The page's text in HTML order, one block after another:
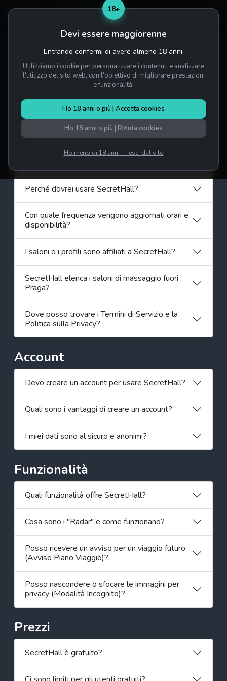
Domande frequenti
Generale
Che cos'è SecretHall?
Perché dovrei usare SecretHall?
Con quale frequenza vengono aggiornati orari e
disponibilità?
I saloni o i profili sono affiliati a SecretHall?
SecretHall elenca i saloni di massaggio fuori
Praga?
Dove posso trovare i Termini di Servizio e la
Politica sulla Privacy?
Account
Devo creare un account per usare SecretHall?
Quali sono i vantaggi di creare un account?
I miei dati sono al sicuro e anonimi?
Funzionalità
Quali funzionalità offre SecretHall?
Cosa sono i "Radar" e come funzionano?
Posso ricevere un avviso per un viaggio futuro
(Avviso Piano Viaggio)?
Posso nascondere o sfocare le immagini per
privacy (Modalità Incognito)?
Prezzi
SecretHall è gratuito?
18+
Devi essere maggiorenne
Entrando confermi di avere almeno 18 anni.
Utilizziamo i cookie per personalizzare i contenuti e analizzare
l'utilizzo del sito web, con l'obiettivo di migliorare prestazioni
e funzionalità.
Ho 18 anni o più | Accetta cookies
Ho 18 anni o più | Rifiuta cookies
Ho meno di 18 anni — esci dal sito